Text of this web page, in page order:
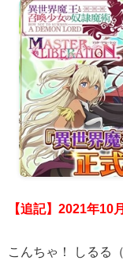
【追記】2021年10
こんちゃ！ しるる（